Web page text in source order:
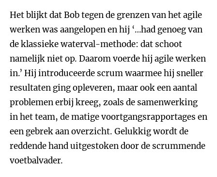
Het blijkt dat Bob tegen de grenzen van het agile
werken was aangelopen en hij ‘…had genoeg van
de klassieke waterval-methode: dat schoot
namelijk niet op. Daarom voerde hij agile werken
in.’ Hij introduceerde scrum waarmee hij sneller
resultaten ging opleveren, maar ook een aantal
problemen erbij kreeg, zoals de samenwerking
in het team, de matige voortgangsrapportages en
een gebrek aan overzicht. Gelukkig wordt de
reddende hand uitgestoken door de scrummende
voetbalvader.